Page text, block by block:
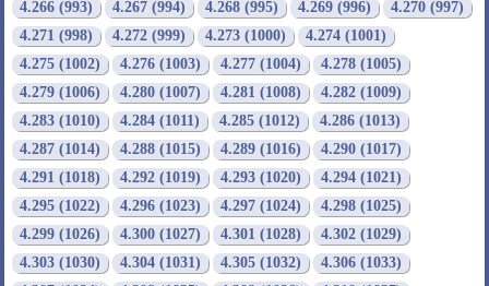
4.266 (993)
4.267 (994) 4.268 (995) 4.269 (996)
4.270 (997)
4.271 (998)
4.272 (999) 4.273 (1000)
4.274 (1001)
4.275 (1002)
4.276 (1003) 4.277 (1004)
4.278 (1005)
4.279 (1006)
4.280 (1007) 4.281 (1008)
4.282 (1009)
4.283 (1010)
4.284 (1011) 4.285 (1012)
4.286 (1013)
4.287 (1014)
4.288 (1015) 4.289 (1016)
4.290 (1017)
4.291 (1018)
4.292 (1019) 4.293 (1020)
4.294 (1021)
4.295 (1022)
4.296 (1023) 4.297 (1024)
4.298 (1025)
4.299 (1026)
4.300 (1027) 4.301 (1028)
4.302 (1029)
4.303 (1030)
4.304 (1031) 4.305 (1032)
4.306 (1033)